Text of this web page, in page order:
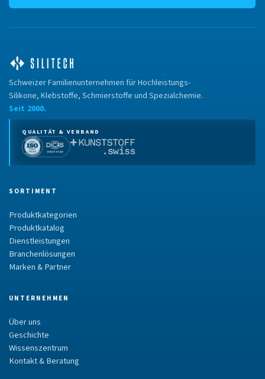
Schweizer Familienunternehmen für Hochleistungs-
Silikone, Klebstoffe, Schmierstoffe und Spezialchemie.
Seit 2000.
QUALITÄT & VERBAND
SORTIMENT
Produktkategorien
Produktkatalog
Dienstleistungen
Branchenlösungen
Marken & Partner
UNTERNEHMEN
Über uns
Geschichte
Wissenszentrum
Kontakt & Beratung